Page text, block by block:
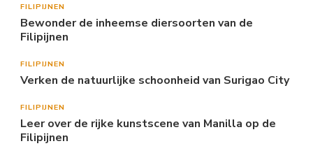
FILIPIJNEN
Bewonder de inheemse diersoorten van de
Filipijnen
FILIPIJNEN
Verken de natuurlijke schoonheid van Surigao City
FILIPIJNEN
Leer over de rijke kunstscene van Manilla op de
Filipijnen